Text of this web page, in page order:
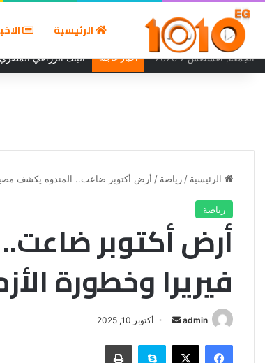
الرئيسية
الجمعة, أغسطس 7 2026 أخبار عاجلة البنك الزراعي المصري
الرئيسية / رياضة / أرض أكتوبر ضاعت.. المندوه يكشف مصير
رياضة
أرض أكتوبر
فيريرا وخطورة
admin
أرسل
إلكترونيا
أكتوبر 10, 2025
فيسبوك ‫X سكايب طباعة